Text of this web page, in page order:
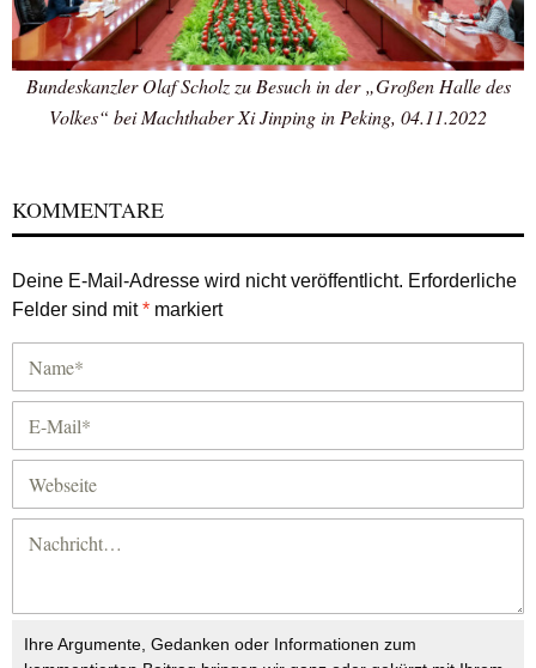
Bundeskanzler Olaf Scholz zu Besuch in der „Großen Halle des
Volkes“ bei Machthaber Xi Jinping in Peking, 04.11.2022
KOMMENTARE
Deine E-Mail-Adresse wird nicht veröffentlicht. Erforderliche
Felder sind mit* markiert
Ihre Argumente, Gedanken oder Informationen zum